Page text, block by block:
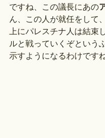
ですね、この議長にあの
ん、この人が就任をして
上にパレスチナ人は結束
ルと戦っていくぞという
示すようになるわけですね